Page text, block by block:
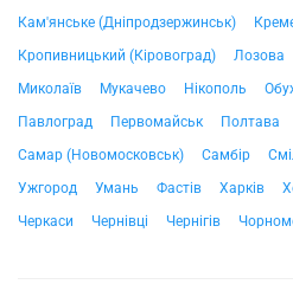
Кам'янське (Дніпродзержинськ)
Кропивницький (Кіровоград)
Лозова
Миколаїв
Мукачево Нікополь
Павлоград
Первомайськ Полтава
Самар (Новомосковськ)
Самбір
Ужгород
Умань Фастів Харків
Черкаси
Чернівці Чернігів